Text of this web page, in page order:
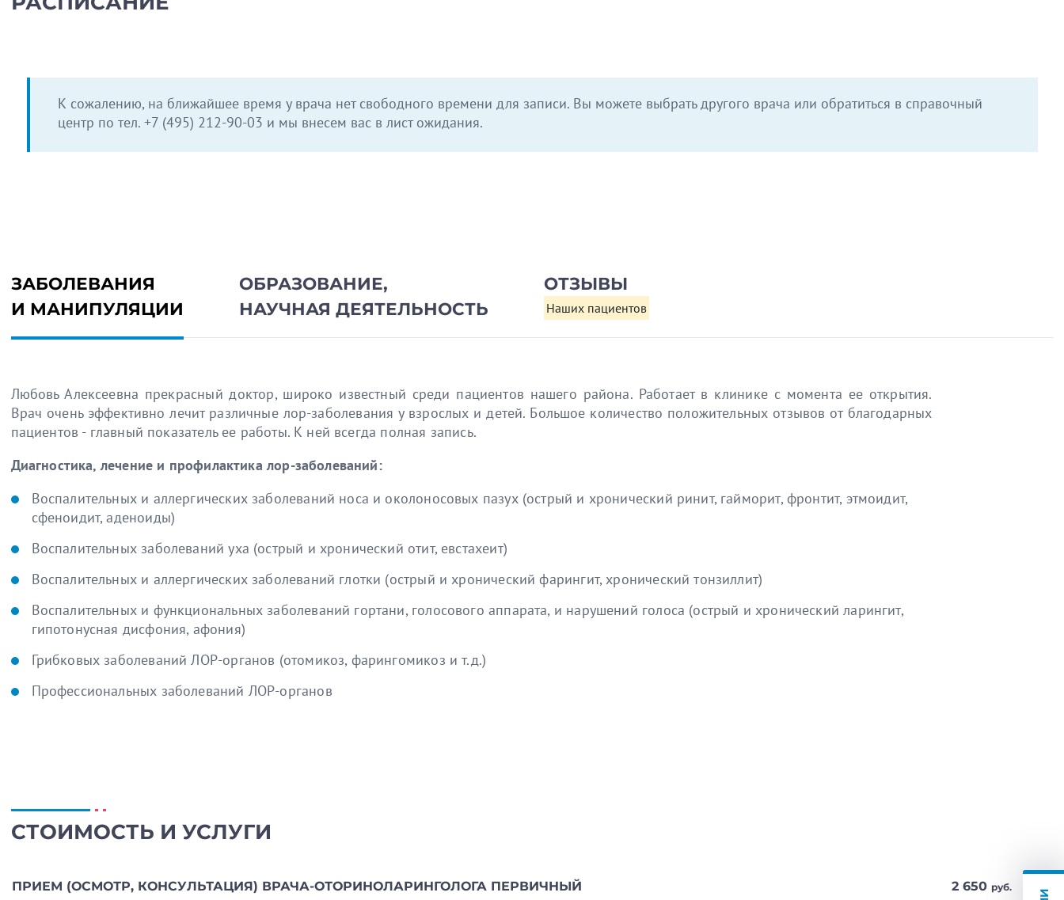
К сожалению, на ближайшее время у врача нет свободного времени для записи. Вы можете выбрать другого врача или обратиться в справочный
центр по тел. +7 (495) 212-90-03 и мы внесем вас в лист ожидания.
ЗАБОЛЕВАНИЯ
И МАНИПУЛЯЦИИ
ОБРАЗОВАНИЕ,
НАУЧНАЯ ДЕЯТЕЛЬНОСТЬ
ОТЗЫВЫ
Наших пациентов
Любовь Алексеевна прекрасный доктор, широко известный среди пациентов нашего района. Работает в клинике с момента ее открытия.
Врач очень эффективно лечит различные лор-заболевания у взрослых и детей. Большое количество положительных отзывов от благодарных
пациентов - главный показатель ее работы. К ней всегда полная запись.
Диагностика, лечение и профилактика лор-заболеваний:
Воспалительных и аллергических заболеваний носа и околоносовых пазух (острый и хронический ринит, гайморит, фронтит, этмоидит,
сфеноидит, аденоиды)
Воспалительных заболеваний уха (острый и хронический отит, евстахеит)
Воспалительных и аллергических заболеваний глотки (острый и хронический фарингит, хронический тонзиллит)
Воспалительных и функциональных заболеваний гортани, голосового аппарата, и нарушений голоса (острый и хронический ларингит,
гипотонусная дисфония, афония)
Грибковых заболеваний ЛОР-органов (отомикоз, фарингомикоз и т.д.)
Профессиональных заболеваний ЛОР-органов
1979 г.- обучалась при Областной клинической больнице им. Н.А. Семашко: «Отоларингология»;
2004 г.- Российская медицинская академия последипломного образования МЗРФ повышение квалификации: «Оториноларингология»;
точную картину и назначить точный диагноз. Рекомендует нужное направление анализов, препаратов с их
аналогами. Рекомендации по делу. Прием проходит комфортно.
СТОИМОСТЬ И УСЛУГИ
ПРИЕМ (ОСМОТР, КОНСУЛЬТАЦИЯ) ВРАЧА-ОТОРИНОЛАРИНГОЛОГА ПЕРВИЧНЫЙ 2 650 руб.